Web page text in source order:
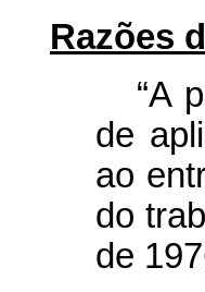
Razões
“A
de
ao
do
de